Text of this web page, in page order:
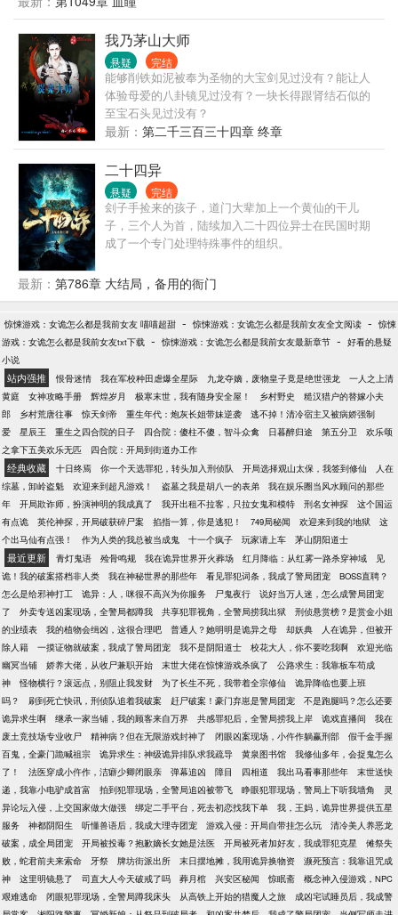
我乃茅山大师
悬疑 完结
能够削铁如泥被奉为圣物的大宝剑见过没有？能让人
体验母爱的八卦镜见过没有？一块长得跟肾结石似的
至宝石头见过没有？
最新： 第二千三百三十四章 终章
二十四异
悬疑 完结
刽子手捡来的孩子，道门大辈加上一个黄仙的干儿
子，三个人为首，陆续加入二十四位异士在民国时期
成了一个专门处理特殊事件的组织。
最新： 第786章 大结局，备用的衙门
惊悚游戏：女诡怎么都是我前女友 喵喵超甜 - 惊悚游戏：女诡怎么都是我前女友全文阅读 - 惊悚
游戏：女诡怎么都是我前女友txt下载 - 惊悚游戏：女诡怎么都是我前女友最新章节 - 好看的悬疑
小说
站内强推 恨骨迷情 我在军校种田虐爆全星际 九龙夺嫡，废物皇子竟是绝世强龙
一人之上清
黄庭
女神攻略手册 辉煌岁月 极寒末世，我有随身安全屋！ 乡村野史
糙汉猎户的替嫁小夫
郎
乡村荒唐往事 惊天剑帝 重生年代：炮灰长姐带妹逆袭
逃不掉！清冷宿主又被病娇强制
爱
星辰王 重生之四合院的日子 四合院：傻柱不傻，智斗众禽 日暮醉归途 第五分卫
欢乐颂
之拿下五美欢乐无匹
四合院：开局到街道办工作
经典收藏 十日终焉 你一个天选罪犯，转头加入刑侦队 开局选择观山太保，我签到修仙
人在
综墓，卸岭盗魁
欢迎来到超凡游戏！ 盗墓之我是胡八一的表弟
我在娱乐圈当风水顾问的那些
年
开局欺诈师，扮演神明的我成真了 我开出租不拉客，只拉女鬼和模特 刑名女神探
这个国运
有点诡
英伦神探，开局破获碎尸案 掐指一算，你是逃犯！ 749局秘闻 欢迎来到我的地狱
这
个出马仙有点强！
作为人类的我总被当成鬼 十一个疯子 玩家请上车 茅山阴阳道士
最近更新 青灯鬼语 殓骨鸣规 我在诡异世界开火葬场 红月降临：从红雾一路杀穿神域
见
诡！我的破案搭档非人类
我在神秘世界的那些年 看见罪犯词条，我成了警局团宠
BOSS直聘？
怎么是给邪神打工
诡异：人，咪很不高兴为你服务 尸鬼夜行
说好当万人迷，怎么成警局团宠
了
外卖专送凶案现场，全警局都蹲我 共享犯罪视角，全警局捞我出狱
刑侦悬赏榜？是赏金小姐
的业绩表
我的植物会缉凶，这很合理吧 普通人？她明明是诡异之母 却妖典
人在诡异，但被开
除人籍
一摸证物就破案，我成了警局团宠 我不是阴阳道士 校花大人，你不要吃我啊
欢迎光临
幽冥当铺
娇养大佬，从收尸兼职开始 末世大佬在惊悚游戏杀疯了
公路求生：我靠板车苟成
神
怪物横行？滚远点，别阻止我发财 为了长生不死，我带着全宗修仙
诡异降临也要上班
吗？
刷到死亡快讯，刑侦队追着我破案 赶尸破案！豪门弃崽是警局团宠
不是跑腿吗？怎么还要
诡异求生啊
继承一家当铺，我的顾客来自万界 共感罪犯后，全警局捞我上岸 诡戏直播间
我在
废土竞技场专业收尸
精神病？但在无限游戏封神了 闭眼凶案现场，小仵作躺赢刑部
假千金手握
百鬼，全豪门跪喊祖宗
诡异求生：神级诡异排队求我疏导 黄泉图书馆
我修仙多年，会捉鬼怎么
了！
法医穿成小仵作，洁癖少卿闭眼亲 弹幕追凶 障目 四相道 我出马看事那些年
末世送快
递，我靠小电驴成首富
拍到犯罪现场，全警局追凶被带飞 睁眼犯罪现场，警局上下听我墙角
灵
异论坛入侵，上交国家做大做强
绑定二手平台，死去初恋找我下单
我，王妈，诡异世界提供五星
服务
神都阴阳生 听懂兽语后，我成大理寺团宠 游戏入侵：开局自带挂怎么玩
清冷美人养恶龙
破案，成全局团宠
开局被投毒？抱歉嫡长女她是法医 开局被死者加好友，我成罪犯克星
傩祭失
败，蛇君前夫来索命
牙祭 牌坊街派出所 末日摆地摊，我用诡异换物资
濒死预言：我靠诅咒成
神
这里明镜悬了 司直大人今天破戒了吗 葬月棺 兴安区秘闻 惊眠斋
概念神入侵游戏，NPC
艰难逃命
闭眼犯罪现场，全警局蹲我床头 从高铁上开始的猎魔人之旅
成凶宅试睡员后，我成警